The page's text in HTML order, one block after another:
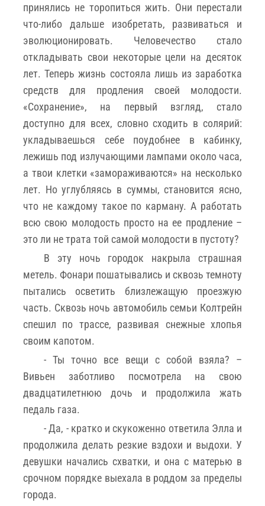
принялись не торопиться жить. Они перестали
что-либо дальше изобретать, развиваться и
эволюционировать. Человечество стало
откладывать свои некоторые цели на десяток
лет. Теперь жизнь состояла лишь из заработка
средств для продления своей молодости.
«Сохранение», на первый взгляд, стало
доступно для всех, словно сходить в солярий:
укладываешься себе поудобнее в кабинку,
лежишь под излучающими лампами около часа,
а твои клетки «замораживаются» на несколько
лет. Но углубляясь в суммы, становится ясно,
что не каждому такое по карману. А работать
всю свою молодость просто на ее продление –
это ли не трата той самой молодости в пустоту?
В эту ночь городок накрыла страшная
метель. Фонари пошатывались и сквозь темноту
пытались осветить близлежащую проезжую
часть. Сквозь ночь автомобиль семьи Колтрейн
спешил по трассе, развивая снежные хлопья
своим капотом.
- Ты точно все вещи с собой взяла? –
Вивьен заботливо посмотрела на свою
двадцатилетнюю дочь и продолжила жать
педаль газа.
- Да, - кратко и скукоженно ответила Элла и
продолжила делать резкие вздохи и выдохи. У
девушки начались схватки, и она с матерью в
срочном порядке выехала в роддом за пределы
города.